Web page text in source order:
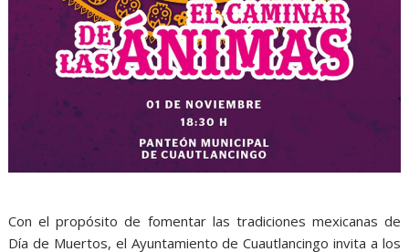
Con el propósito de fomentar las tradiciones mexicanas de
Día de Muertos, el Ayuntamiento de Cuautlancingo invita a los